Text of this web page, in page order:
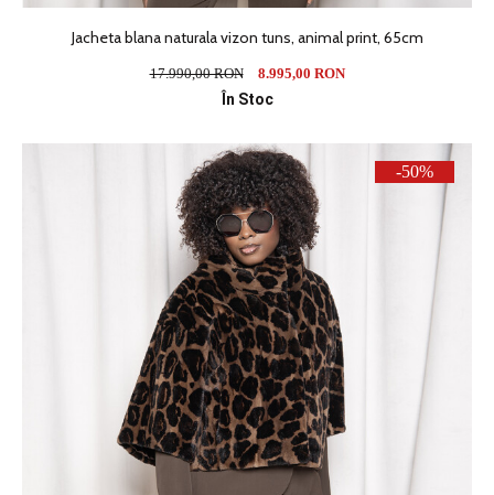
Jacheta blana naturala vizon tuns, animal print, 65cm
17.990,00 RON 8.995,00 RON
În Stoc
-50%